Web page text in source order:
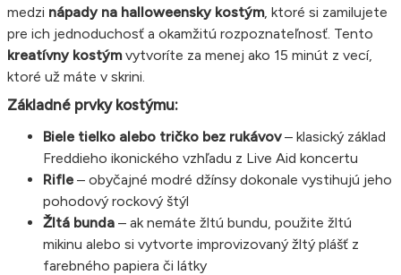
medzi nápady na halloweensky kostým, ktoré si zamilujete
pre ich jednoduchosť a okamžitú rozpoznateľnosť. Tento
kreatívny kostýmvytvoríte za menej ako 15 minút z vecí,
ktoré už máte v skrini.
Základné prvky kostýmu:
Biele tielko alebo tričko bez rukávov– klasický základ
Freddieho ikonického vzhľadu z Live Aid koncertu
Rifle – obyčajné modré džínsy dokonale vystihujú jeho
pohodový rockový štýl
Žltá bunda – ak nemáte žltú bundu, použite žltú
mikinu alebo si vytvorte improvizovaný žltý plášť z
farebného papiera či látky